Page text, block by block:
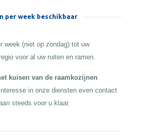
per week beschikbaar
week (niet op zondag) tot uw
voor al uw ruiten en ramen.
kuisen van de raamkozijnen
in onze diensten even contact
steeds voor u klaar.